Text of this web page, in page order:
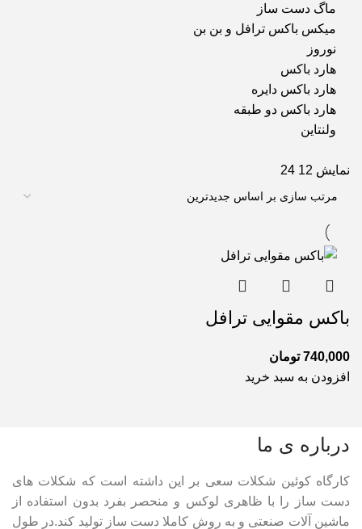
ماگ دست ساز
میکس باکس ترافل و بن بن
نوروز
هارد باکس
هارد باکس دایره
هارد باکس دو طبقه
ولنتاین
نمایش 12
24
باکس مقوایی ترافل
740,000 تومان
افزودن به سبد خرید
درباره ی ما
کارگاه کوئین شکلات سعی بر این داشته است که شکلات های
دست ساز را با ظاهری لوکس و منحصر بفرد بدون استفاده از
ماشین آلات صنعتی و به روش کاملا دست ساز تولید کند.در طول